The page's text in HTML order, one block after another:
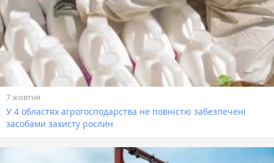
7 жовтня
У 4 областях агрогосподарства не повністю забезпечені
засобами захисту рослин